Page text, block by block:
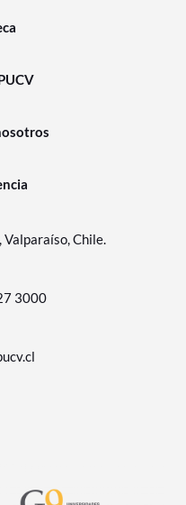
Valparaíso, Chile.
3000